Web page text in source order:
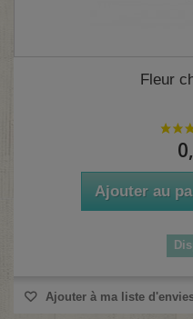
Fleur
Ajouter au
Ajouter à ma liste